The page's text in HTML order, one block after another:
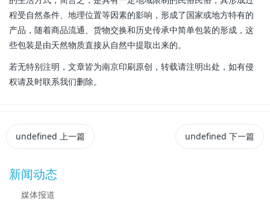
程受自然条件、地理位置等因素的影响，形成了国家或地方特有的
产品，随着商品流通、货物交换和历史传承中简单包装的形成，这
些包装是由天然物质直接从自然中提取出来的。
若无特别注明，文章皆为南京印刷原创，转载请注明出处，如有侵
权请及时联系我们删除。
undefined 上一篇 undefined 下一篇
新闻动态
媒体报道